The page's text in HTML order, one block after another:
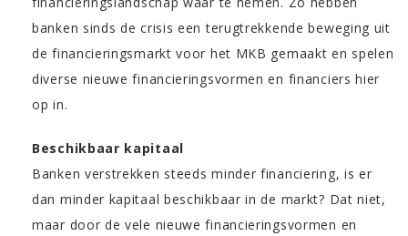
banken sinds de crisis een terugtrekkende beweging uit
de financieringsmarkt voor het MKB gemaakt en spelen
diverse nieuwe financieringsvormen en financiers hier
op in.
Beschikbaar kapitaal
Banken verstrekken steeds minder financiering, is er
dan minder kapitaal beschikbaar in de markt? Dat niet,
maar door de vele nieuwe financieringsvormen en